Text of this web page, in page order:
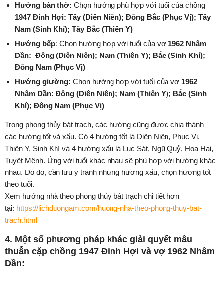
Hướng bàn thờ: Chọn hướng phù hợp với tuổi của chồng
1947 Đinh Hợi: Tây (Diên Niên); Đông Bắc (Phục Vị); Tây
Nam (Sinh Khí); Tây Bắc (Thiên Y)
Hướng bếp: Chọn hướng hợp với tuổi của vợ 1962 Nhâm
Dần: Đông (Diên Niên); Nam (Thiên Y); Bắc (Sinh Khí);
Đông Nam (Phục Vị)
Hướng giường: Chọn hướng hợp với tuổi của vợ 1962
Nhâm Dần: Đông (Diên Niên); Nam (Thiên Y); Bắc (Sinh
Khí); Đông Nam (Phục Vị)
Trong phong thủy bát trạch, các hướng cũng được chia thành
các hướng tốt và xấu. Có 4 hướng tốt là Diên Niên, Phục Vị,
Thiên Y, Sinh Khí và 4 hướng xấu là Lục Sát, Ngũ Quỷ, Họa Hại,
Tuyệt Mệnh. Ứng với tuổi khác nhau sẽ phù hợp với hướng khác
nhau. Do đó, cần lưu ý tránh những hướng xấu, chọn hướng tốt
theo tuổi.
Xem hướng nhà theo phong thủy bát trạch chi tiết hơn
tại: https://lichduongam.com/huong-nha-theo-phong-thuy-bat-
trach.html
4. Một số phương pháp khác giải quyết mâu
thuẫn cặp chồng 1947 Đinh Hợi và vợ 1962 Nhâm
Dần: